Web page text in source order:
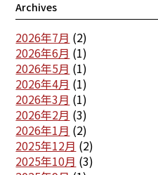
Archives
2026年7月 (2)
2026年6月 (1)
2026年5月 (1)
2026年4月 (1)
2026年3月 (1)
2026年2月 (3)
2026年1月 (2)
2025年12月 (2)
2025年10月 (3)